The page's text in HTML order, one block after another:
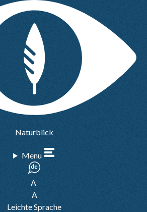
Naturblick
Menu
A
A
Leichte Sprache